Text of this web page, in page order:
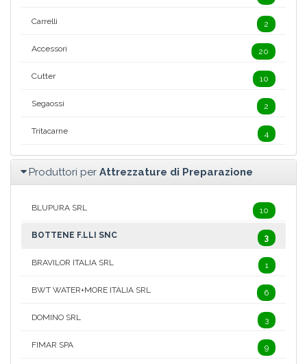
Carrelli 2
Accessori 20
Cutter 10
Segaossi 2
Tritacarne 4
Produttori per Attrezzature di Preparazione
BLUPURA SRL 10
BOTTENE F.LLI SNC 3
BRAVILOR ITALIA SRL 1
BWT WATER+MORE ITALIA SRL 6
DOMINO SRL 3
FIMAR SPA 9